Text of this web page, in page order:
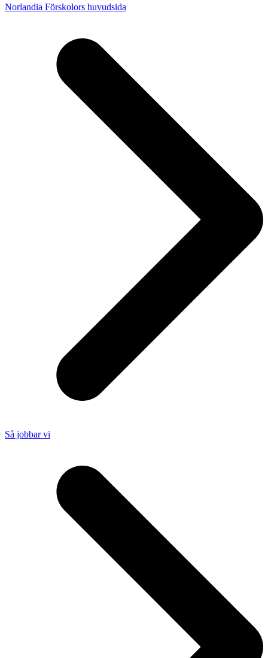
Norlandia Förskolors huvudsida
Så jobbar vi